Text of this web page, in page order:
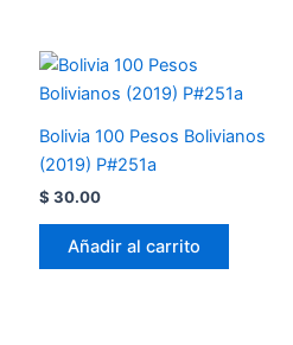
Bolivia 100 Pesos Bolivianos
(2019) P#251a
$ 30.00
Añadir al carrito